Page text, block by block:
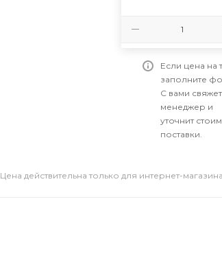
Если цена на
заполните
С вами
менеджер и
уточнит
поставки.
Цена действительна только для интернет-магазина